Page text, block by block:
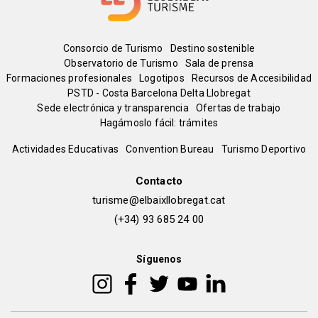
Menú
del
pie
Consorcio de Turismo
Destino sostenible
Observatorio de Turismo
Sala de prensa
Formaciones profesionales
Logotipos
Recursos de Accesibilidad
PSTD - Costa Barcelona Delta Llobregat
Sede electrónica y transparencia
Ofertas de trabajo
Hagámoslo fácil: trámites
Peu
Actividades Educativas Convention Bureau Turismo Deportivo
Contacto
turisme@elbaixllobregat.cat
(+34) 93 685 24 00
Síguenos